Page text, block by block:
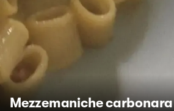
Mezzemaniche carbonara